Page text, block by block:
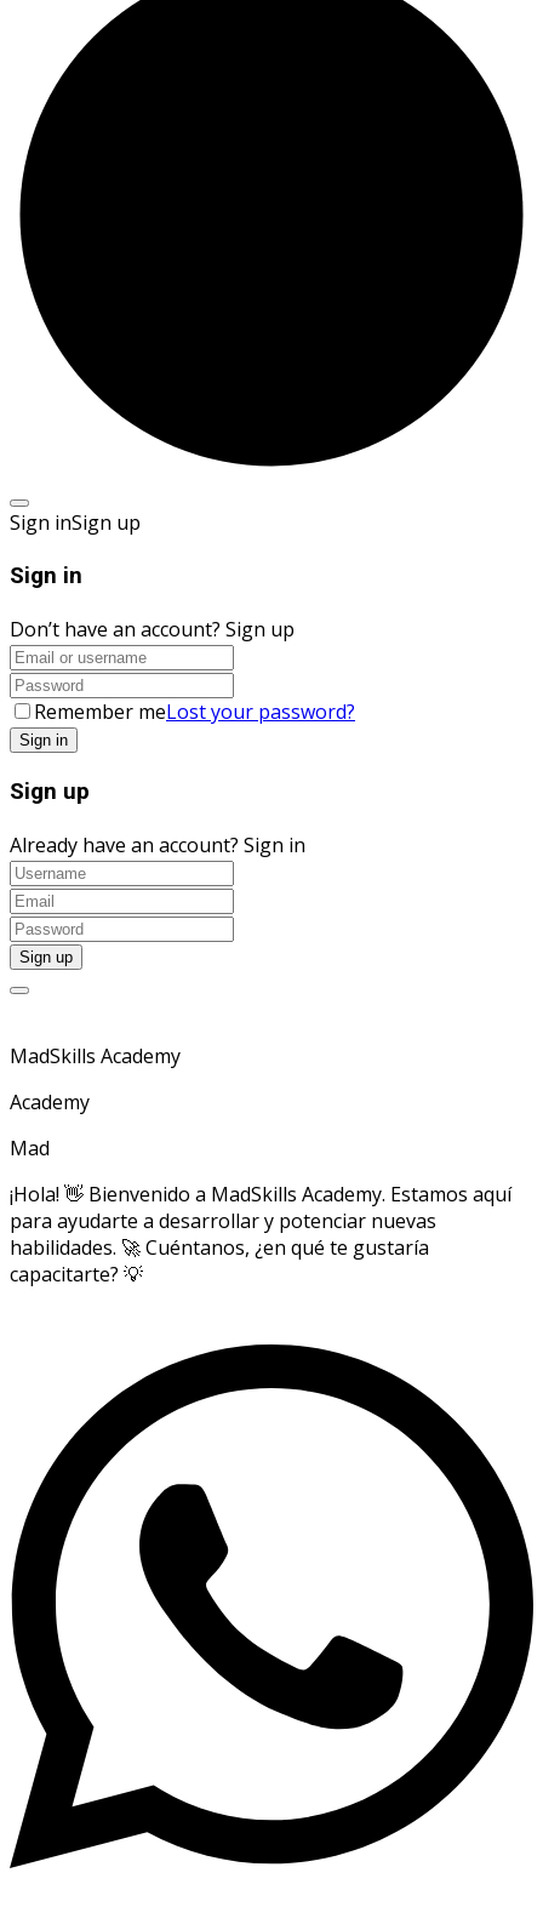
Sign inSign up
Sign in
Don’t have an account? Sign up
Remember meLost your password?
Sign up
Already have an account? Sign in
MadSkills Academy
Academy
Mad
¡Hola! 👋 Bienvenido a MadSkills Academy. Estamos aquí
para ayudarte a desarrollar y potenciar nuevas
habilidades. 🚀 Cuéntanos, ¿en qué te gustaría
capacitarte? 💡